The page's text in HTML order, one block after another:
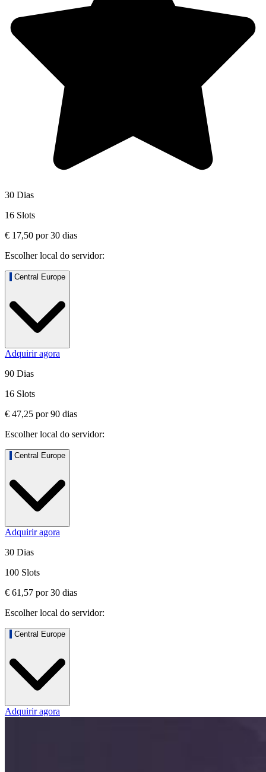
30 Dias
16 Slots
€ 17,50 por30 dias
Escolher local do servidor:
Central Europe
Adquirir agora
90 Dias
16 Slots
€ 47,25 por90 dias
Escolher local do servidor:
Central Europe
Adquirir agora
30 Dias
100 Slots
€ 61,57 por30 dias
Escolher local do servidor:
Central Europe
Adquirir agora